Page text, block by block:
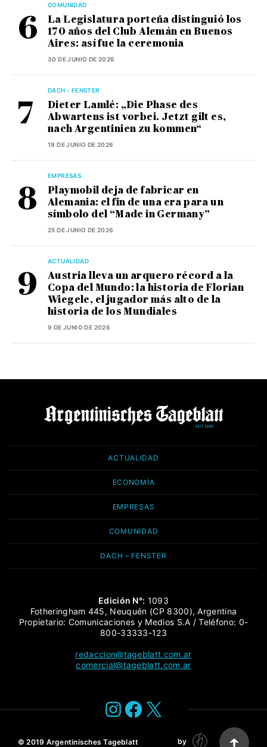
COMUNIDAD
La Legislatura porteña distinguió los
170 años del Club Alemán en Buenos
Aires: así fue la ceremonia
30 DE JUNIO DE 2026
DACH - FENSTER
Dieter Lamlé: „Die Phase des
Abwartens ist vorbei. Jetzt gilt es,
nach Argentinien zu kommen“
19 DE JUNIO DE 2026
EMPRESAS
Playmobil deja de fabricar en
Alemania: el fin de una era para un
símbolo del “Made in Germany”
25 DE JUNIO DE 2026
ACTUALIDAD
Austria lleva un arquero récord a la
Copa del Mundo: la historia de Florian
Wiegele, el jugador más alto de la
historia de los Mundiales
9 DE JUNIO DE 2026
ACTUALIDAD
ECONOMÍA
EMPRESAS
COMUNIDAD
DACH – FENSTER
Edición N°: 1093
Fotheringham 445, Neuquén (CP 8300), Argentina
Propietario: Comunicaciones y Medios S.A / Teléfono: 0-
800-33333-123
redaccion@tageblatt.com.ar
comercial@tageblatt.com.ar
Instagram
Facebook
X
© 2019 Argentinisches Tageblatt by